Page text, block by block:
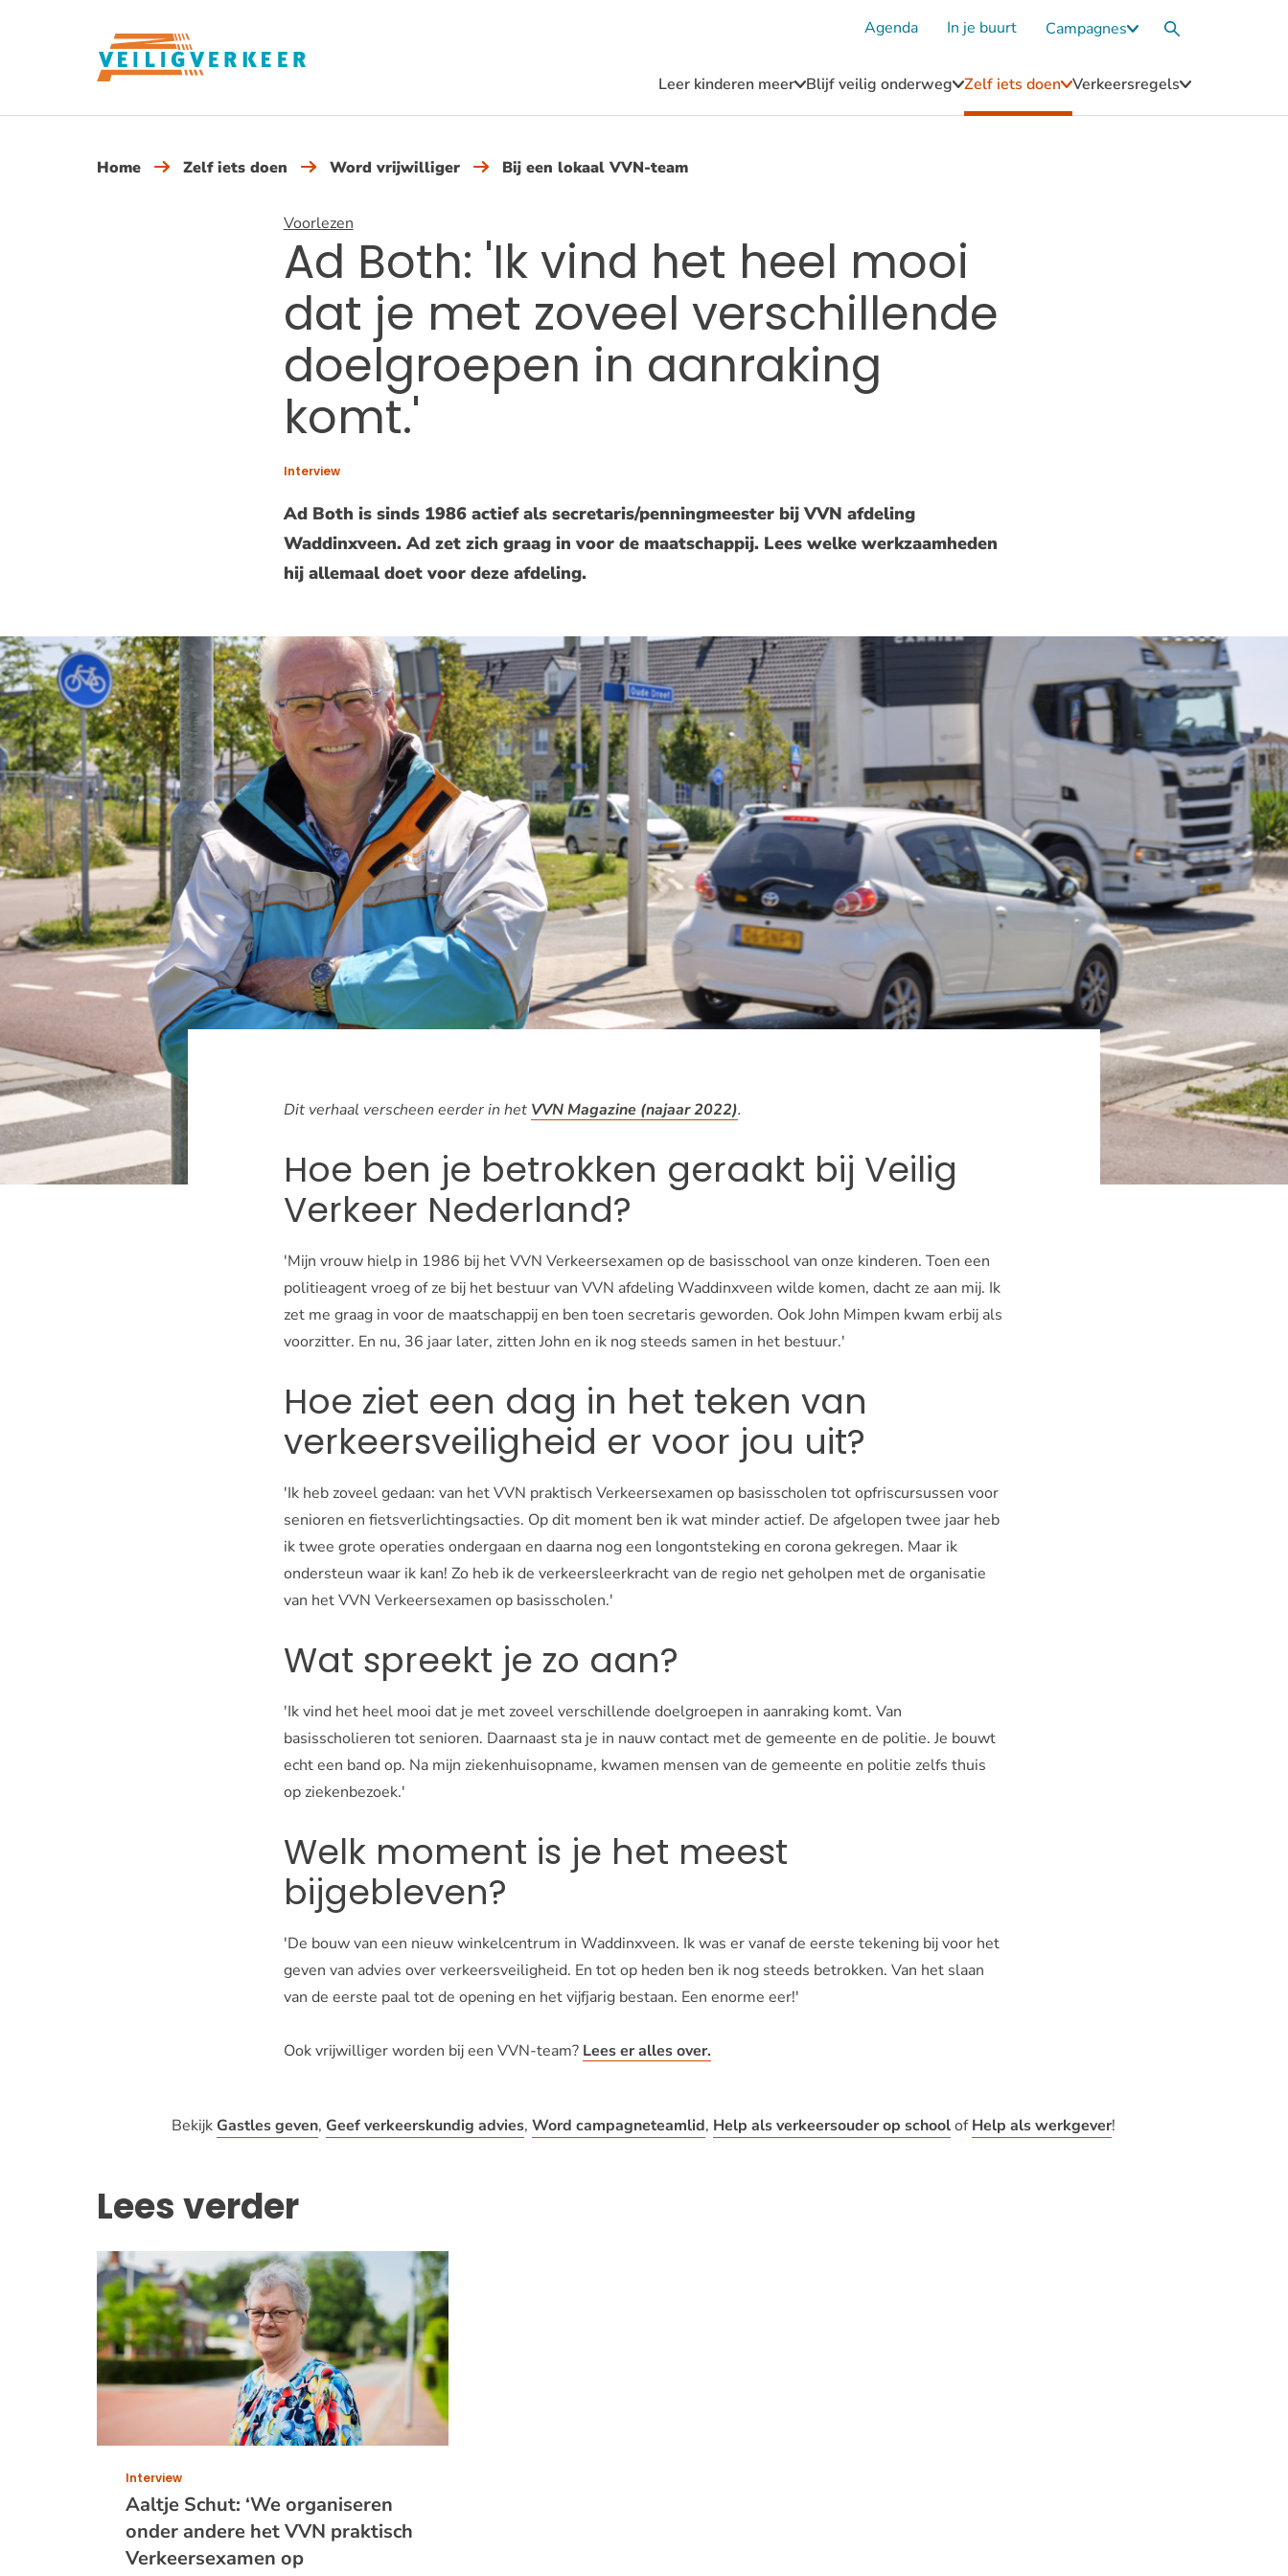
Leer kinderen meer Submenu
Leer
Blijf veilig onderweg Submenu
Blijf
Zelf iets doen Submenu
Zelf
Verkeersregels Submenu
Agenda In je buurt Campagnes SubmenuZoekvak
Home Zelf iets doen Word vrijwilliger Bij een lokaal VVN-team
Voorlezen
Ad Both: 'Ik vind het heel mooi
dat je met zoveel verschillende
doelgroepen in aanraking
komt.'
Interview
Ad Both is sinds 1986 actief als secretaris/penningmeester bij VVN afdeling
Waddinxveen. Ad zet zich graag in voor de maatschappij. Lees welke werkzaamheden
hij allemaal doet voor deze afdeling.
Dit verhaal verscheen eerder in het VVN Magazine (najaar 2022).
Hoe ben je betrokken geraakt bij Veilig
Verkeer Nederland?
'Mijn vrouw hielp in 1986 bij het VVN Verkeersexamen op de basisschool van onze kinderen. Toen een
politieagent vroeg of ze bij het bestuur van VVN afdeling Waddinxveen wilde komen, dacht ze aan mij. Ik
zet me graag in voor de maatschappij en ben toen secretaris geworden. Ook John Mimpen kwam erbij als
voorzitter. En nu, 36 jaar later, zitten John en ik nog steeds samen in het bestuur.'
Hoe ziet een dag in het teken van
verkeersveiligheid er voor jou uit?
'Ik heb zoveel gedaan: van het VVN praktisch Verkeersexamen op basisscholen tot opfriscursussen voor
senioren en fietsverlichtingsacties. Op dit moment ben ik wat minder actief. De afgelopen twee jaar heb
ik twee grote operaties ondergaan en daarna nog een longontsteking en corona gekregen. Maar ik
ondersteun waar ik kan! Zo heb ik de verkeersleerkracht van de regio net geholpen met de organisatie
van het VVN Verkeersexamen op basisscholen.'
Wat spreekt je zo aan?
'Ik vind het heel mooi dat je met zoveel verschillende doelgroepen in aanraking komt. Van
basisscholieren tot senioren. Daarnaast sta je in nauw contact met de gemeente en de politie. Je bouwt
echt een band op. Na mijn ziekenhuisopname, kwamen mensen van de gemeente en politie zelfs thuis
op ziekenbezoek.'
Welk moment is je het meest
bijgebleven?
'De bouw van een nieuw winkelcentrum in Waddinxveen. Ik was er vanaf de eerste tekening bij voor het
geven van advies over verkeersveiligheid. En tot op heden ben ik nog steeds betrokken. Van het slaan
van de eerste paal tot de opening en het vijfjarig bestaan. Een enorme eer!'
Ook vrijwilliger worden bij een VVN-team? Lees er alles over.
Bekijk Gastles geven, Geef verkeerskundig advies,Word campagneteamlid, Help als verkeersouder op schoolofHelp als werkgever!
Lees verder
Aaltje Schut: ‘We organiseren
onder andere het VVN praktisch
Verkeersexamen op
Interview